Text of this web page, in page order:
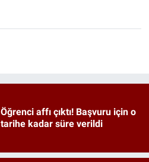
Öğrenci affı çıktı! Başvuru için o
tarihe kadar süre verildi